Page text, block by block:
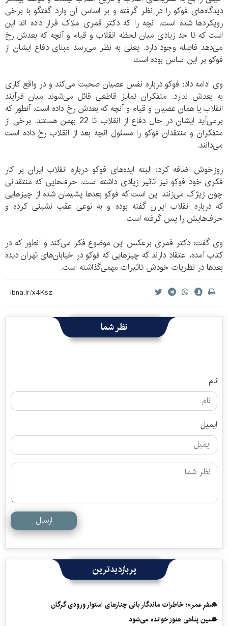
دیدگاه‌های فوکو را در نظر گرفته و بر اساس آن وارد گفتگو با برخی
رویکردها شده است. آنچه را که دکتر قمری ملاک قرار داده اند این
است که تا حد زیادی میان لحظه انقلاب و قیام و آنچه که بعدش رخ
می‌دهد فاصله وجود دارد. یعنی به نظر می‌رسد مبنای دفاع ایشان از
فوکو بر این اساس بوده است.
وی ادامه داد: فوکو درباره نفس عصیان صحبت می‌کند و در واقع کاری
به بعدش ندارد. متفکران تمایز قاطعی قائل می‌شوند میان فرآیند
انقلاب یا همان عصیان و قیام و آنچه که بعدش رخ داده است. آنطور که
برمی‌آید ایشان در حال دفاع از انقلاب تا 22 بهمن هستند. برخی از
متفکران و منتقدان فوکو را مسئول آنچه بعد از انقلاب رخ داده است
می‌دانند.
روزخوش اضافه کرد: البته ایده‌های فوکو درباره انقلاب ایران بر کار
فکری خود فوکو نیز تاثیر زیادی داشته است. حرف‌هایی که منتقدانی
چون ژیژک می‌زنند این است که فوکو بعدها پشیمان شده از چیزهایی
که درباره انقلاب ایران گفته بوده و به نوعی عقب نشینی کرده و
حرف‌هایش را پس گرفته است.
وی گفت: دکتر قمری برعکس این موضوع فکر می‌کند و آنطور که در
کتاب آمده، اعتقاد دارند که چیزهایی که فوکو در خیابان‌های تهران دیده
بعدها در نظریات خودش تاثیرات مهمی‌گذاشته است.
نظر شما
نام
ایمیل
ارسال
پربازدیدترین
«سفرِ عمر»؛ خاطرات ماندگار بانی چنارهای استوار ورودی گرگان
حسین پناهی هنوز خوانده می‌شود